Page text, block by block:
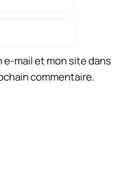
e-mail et mon site dans
commentaire.